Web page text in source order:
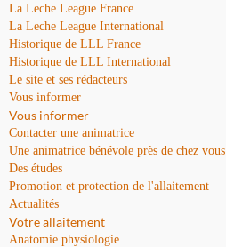
La Leche League France
La Leche League International
Historique de LLL France
Historique de LLL International
Le site et ses rédacteurs
Vous informer
Vous informer
Contacter une animatrice
Une animatrice bénévole près de chez vous
Des études
Promotion et protection de l'allaitement
Actualités
Votre allaitement
Anatomie physiologie